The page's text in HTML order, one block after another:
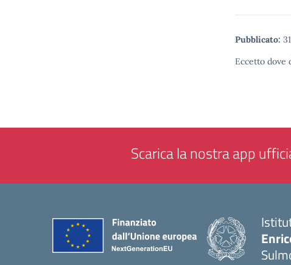
Pubblicato:
Eccetto dove
Scarica la nostra app